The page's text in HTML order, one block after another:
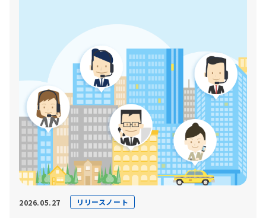
2026.05.27 リリースノート